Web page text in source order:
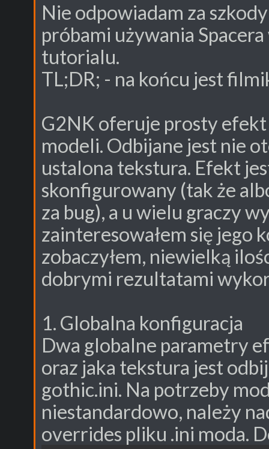
Nie odpowiadam za
próbami używania
tutorialu.
TL;DR; - na końcu jest
G2NK oferuje prosty
modeli. Odbijane jest nie
ustalona tekstura. Efekt
skonfigurowany (tak że
za bug), a u wielu graczy
zainteresowałem się jego
zobaczyłem, niewielką
dobrymi rezultatami
1. Globalna konfiguracja
Dwa globalne parametry
oraz jaka tekstura jest
gothic.ini. Na potrzeby
niestandardowo, należy
overrides pliku .ini moda.